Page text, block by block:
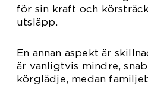
för sin kraft och
utsläpp.
En annan aspekt är
är vanligtvis mindre,
körglädje, medan